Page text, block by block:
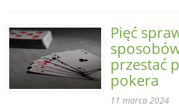
Pięć
przestać
pokera
11 marca 2024